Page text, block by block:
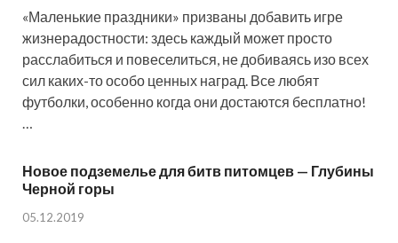
«Маленькие праздники» призваны добавить игре
жизнерадостности: здесь каждый может просто
расслабиться и повеселиться, не добиваясь изо всех
сил каких-то особо ценных наград. Все любят
футболки, особенно когда они достаются бесплатно!
…
Новое подземелье для битв питомцев — Глубины
Черной горы
05.12.2019